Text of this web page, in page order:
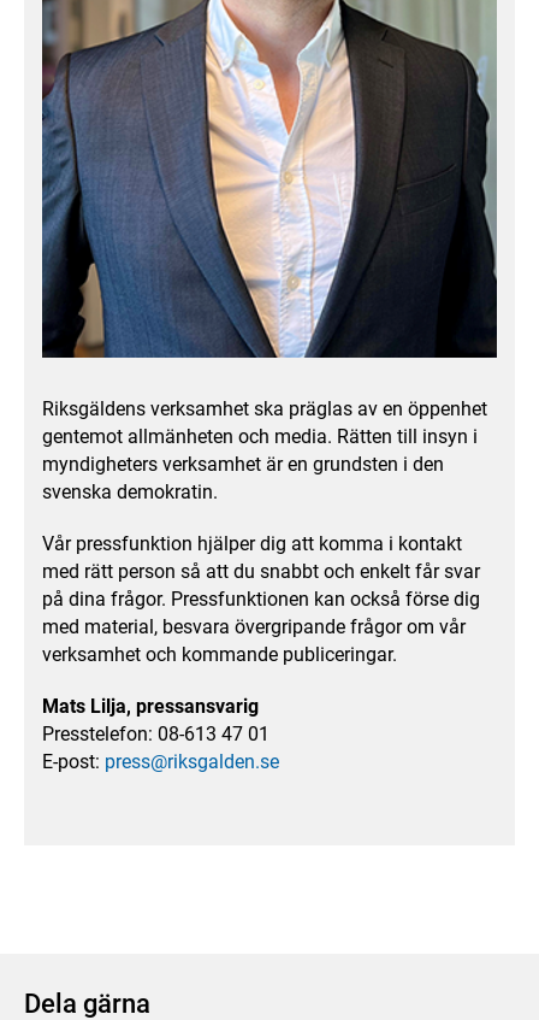
Riksgäldens verksamhet ska präglas av en öppenhet
gentemot allmänheten och media. Rätten till insyn i
myndigheters verksamhet är en grundsten i den
svenska demokratin.
Vår pressfunktion hjälper dig att komma i kontakt
med rätt person så att du snabbt och enkelt får svar
på dina frågor. Pressfunktionen kan också förse dig
med material, besvara övergripande frågor om vår
verksamhet och kommande publiceringar.
Mats Lilja, pressansvarig
Presstelefon: 08-613 47 01
E-post: press@riksgalden.se
Dela gärna